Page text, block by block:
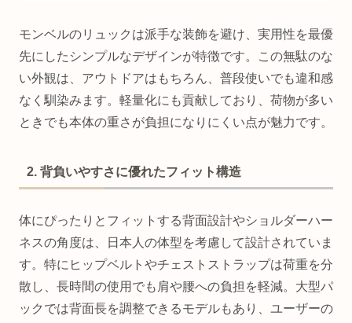
モンベルのリュックは派手な装飾を避け、実用性を最優
先にしたシンプルなデザインが特徴です。この無駄のな
い外観は、アウトドアはもちろん、普段使いでも違和感
なく馴染みます。軽量化にも貢献しており、荷物が多い
ときでも本体の重さが負担になりにくい点が魅力です。
2. 背負いやすさに優れたフィット構造
体にぴったりとフィットする背面設計やショルダーハー
ネスの角度は、日本人の体型を考慮して設計されていま
す。特にヒップベルトやチェストストラップは荷重を分
散し、長時間の使用でも肩や腰への負担を軽減。大型パ
ックでは背面長を調整できるモデルもあり、ユーザーの